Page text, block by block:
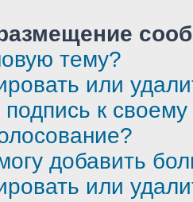
тему?
или
подпись к
добавить
или